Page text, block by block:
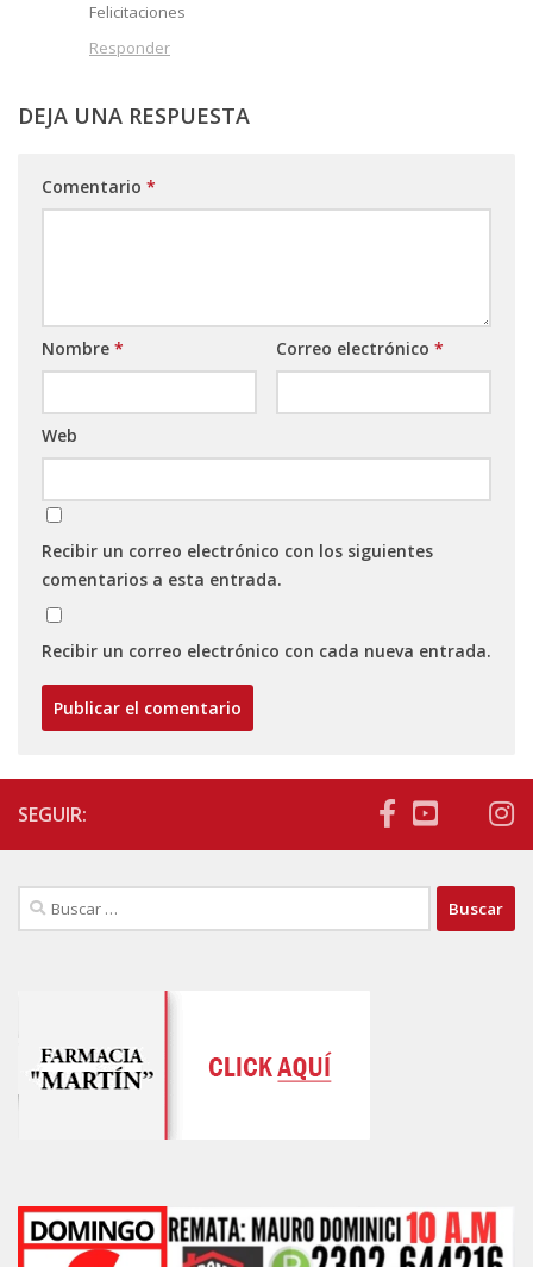
Felicitaciones
Responder
DEJA UNA RESPUESTA
Comentario *
Nombre * Correo electrónico *
Web
Recibir un correo electrónico con los siguientes
comentarios a esta entrada.
Recibir un correo electrónico con cada nueva entrada.
SEGUIR:
Buscar: